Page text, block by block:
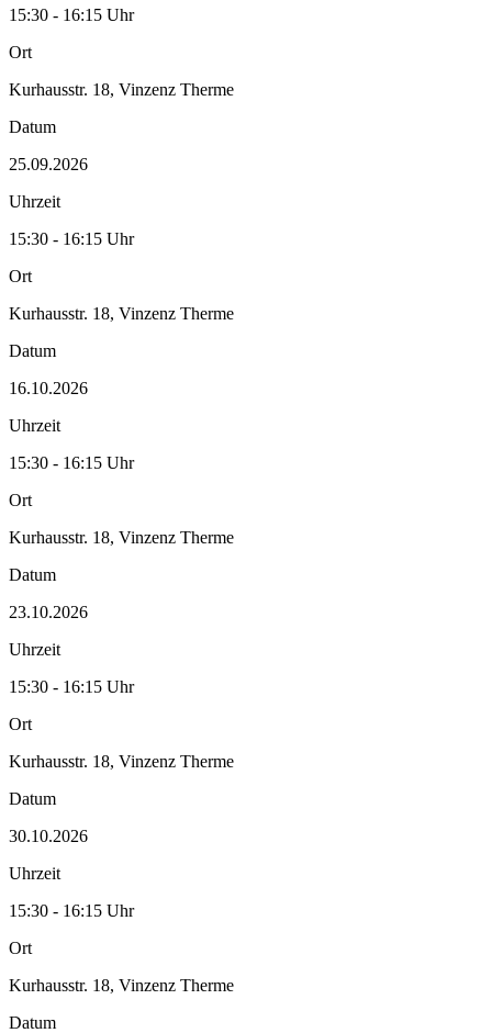
15:30 - 16:15 Uhr
Ort
Kurhausstr. 18, Vinzenz Therme
Datum
25.09.2026
Uhrzeit
15:30 - 16:15 Uhr
Ort
Kurhausstr. 18, Vinzenz Therme
Datum
16.10.2026
Uhrzeit
15:30 - 16:15 Uhr
Ort
Kurhausstr. 18, Vinzenz Therme
Datum
23.10.2026
Uhrzeit
15:30 - 16:15 Uhr
Ort
Kurhausstr. 18, Vinzenz Therme
Datum
30.10.2026
Uhrzeit
15:30 - 16:15 Uhr
Ort
Kurhausstr. 18, Vinzenz Therme
Datum